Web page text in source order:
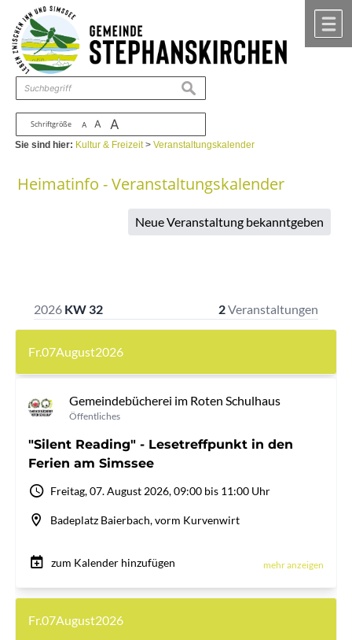
Zum Inhalt ,zur Navigation
Schriftgröße A A A
suchen
Sie sind hier: Kultur & Freizeit>Veranstaltungskalender
Heimatinfo - Veranstaltungskalender